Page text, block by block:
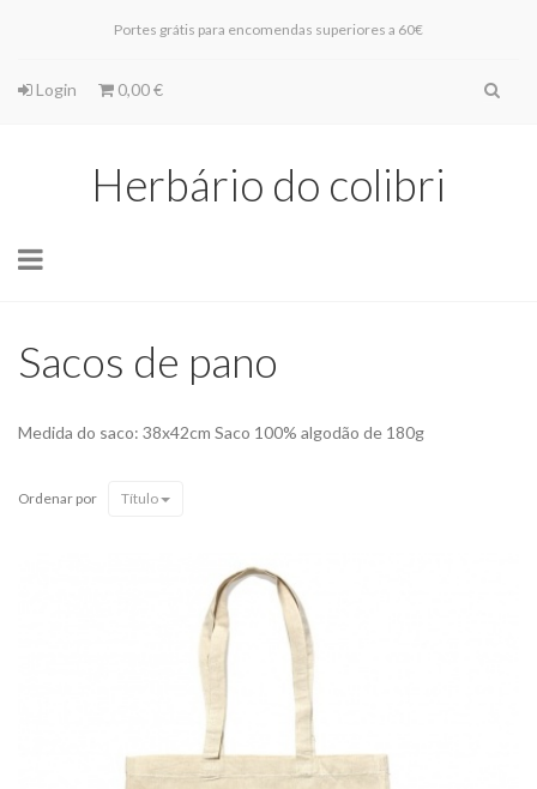
Portes grátis para encomendas superiores a 60€
Login 0,00 €
Herbário do colibri
Toggle
Sacos de pano
Medida do saco: 38x42cm Saco 100% algodão de 180g
Ordenar por Título